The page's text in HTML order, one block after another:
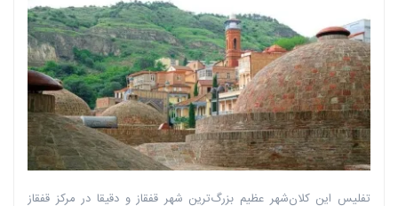
تفلیس این کلان‌شهر عظیم بزرگ‌ترین شهر قفقاز و دقیقا در مرکز قفقاز